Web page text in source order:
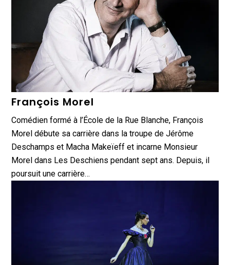
François Morel
Comédien formé à l’École de la Rue Blanche, François
Morel débute sa carrière dans la troupe de Jérôme
Deschamps et Macha Makeïeff et incarne Monsieur
Morel dans Les Deschiens pendant sept ans. Depuis, il
poursuit une carrière…